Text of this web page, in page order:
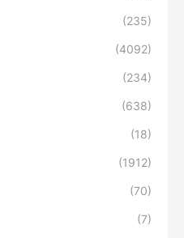
(235)
(4092)
(234)
(638)
(18)
(1912)
(70)
(7)